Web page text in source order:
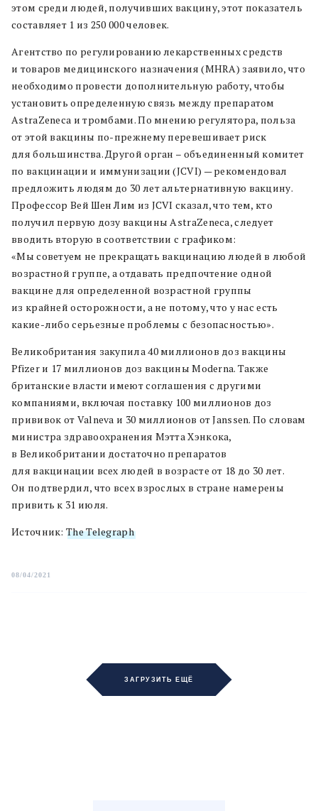
этом среди людей, получивших вакцину, этот показатель
составляет 1 из 250 000 человек.
Агентство по регулированию лекарственных средств
и товаров медицинского назначения (MHRA) заявило, что
необходимо провести дополнительную работу, чтобы
установить определенную связь между препаратом
AstraZeneca и тромбами. По мнению регулятора, польза
от этой вакцины по-прежнему перевешивает риск
для большинства. Другой орган ­– объединенный комитет
по вакцинации и иммунизации (JCVI) — рекомендовал
предложить людям до 30 лет альтернативную вакцину.
Профессор Вей Шен Лим из JCVI сказал, что тем, кто
получил первую дозу вакцины AstraZeneca, следует
вводить вторую в соответствии с графиком:
«Мы советуем не прекращать вакцинацию людей в любой
возрастной группе, а отдавать предпочтение одной
вакцине для определенной возрастной группы
из крайней осторожности, а не потому, что у нас есть
какие-либо серьезные проблемы с безопасностью».
Великобритания закупила 40 миллионов доз вакцины
Pfizer и 17 миллионов доз вакцины Moderna. Также
британские власти имеют соглашения с другими
компаниями, включая поставку 100 миллионов доз
прививок от Valneva и 30 миллионов от Janssen. По словам
министра здравоохранения Мэтта Хэнкока,
в Великобритании достаточно препаратов
для вакцинации всех людей в возрасте от 18 до 30 лет.
Он подтвердил, что всех взрослых в стране намерены
привить к 31 июля.
Источник: The Telegraph
08/04/2021
ЗАГРУЗИТЬ ЕЩЁ